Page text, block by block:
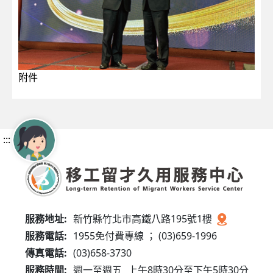
附件
:::
服務地址: 新竹縣竹北市高鐵八路195號1樓
服務電話: 1955免付費專線 ； (03)659-1996
傳真電話: (03)658-3730
服務時間: 週一至週五 上午8時30分至下午5時30分